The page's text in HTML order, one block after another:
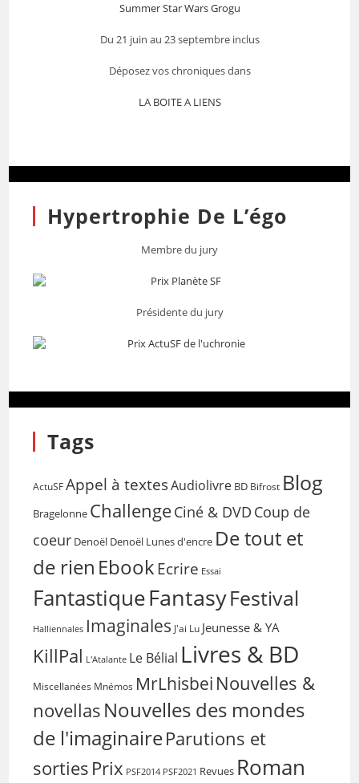
Summer Star Wars Grogu
Du 21 juin au 23 septembre inclus
Déposez vos chroniques dans
LA BOITE A LIENS
Hypertrophie De L’égo
Membre du jury
Présidente du jury
Tags
ActuSF Appel à textesAudiolivre BD Bifrost Blog
Bragelonne ChallengeCiné & DVD Coup de
coeur Denoël Denoël Lunes d'encre De tout et
de rien EbookEcrire Essai
FantastiqueFantasyFestival
Halliennales Imaginales J'ai Lu Jeunesse & YA
KillPal L'Atalante Le Bélial Livres & BD
Miscellanées Mnémos MrLhisbei Nouvelles &
novellas Nouvelles des mondes
de l'imaginaireParutions et
sorties Prix PSF2014 PSF2021 Revues Roman